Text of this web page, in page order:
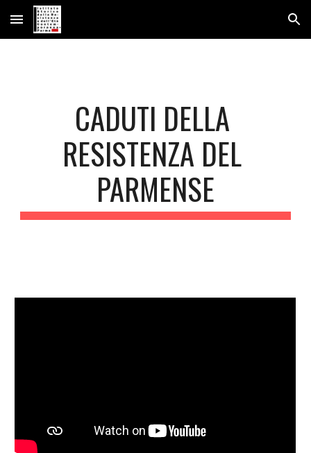
Skip to main content Skip to navigation
CADUTI DELLA
RESISTENZA DEL
PARMENSE